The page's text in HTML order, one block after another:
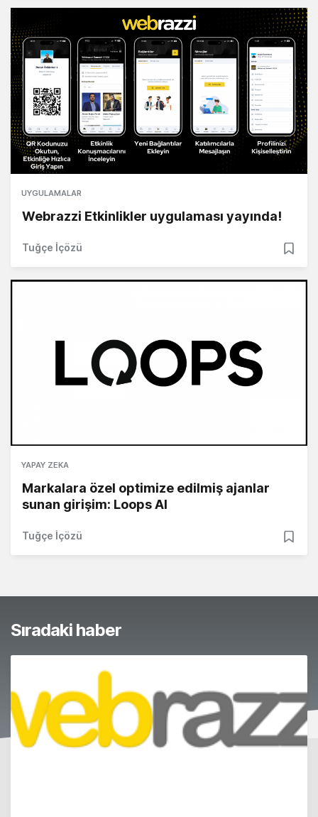
UYGULAMALAR
Webrazzi Etkinlikler uygulaması yayında!
Tuğçe İçözü
YAPAY ZEKA
Markalara özel optimize edilmiş ajanlar
sunan girişim: Loops AI
Tuğçe İçözü
Sıradaki haber